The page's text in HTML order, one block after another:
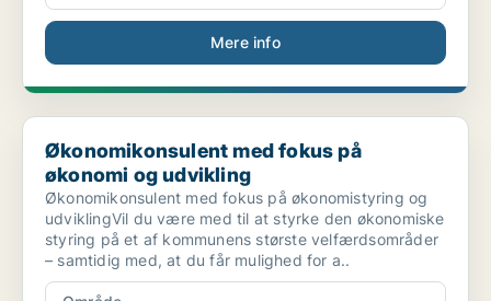
Mere info
Økonomikonsulent med fokus på økonomi og udvikling
Økonomikonsulent med fokus på
økonomi og udvikling
Økonomikonsulent med fokus på økonomistyring og
udviklingVil du være med til at styrke den økonomiske
styring på et af kommunens største velfærdsområder
– samtidig med, at du får mulighed for a..